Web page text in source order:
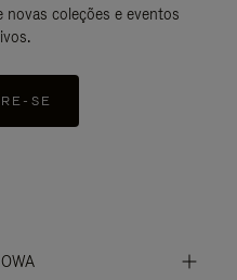
novas coleções e eventos
SE